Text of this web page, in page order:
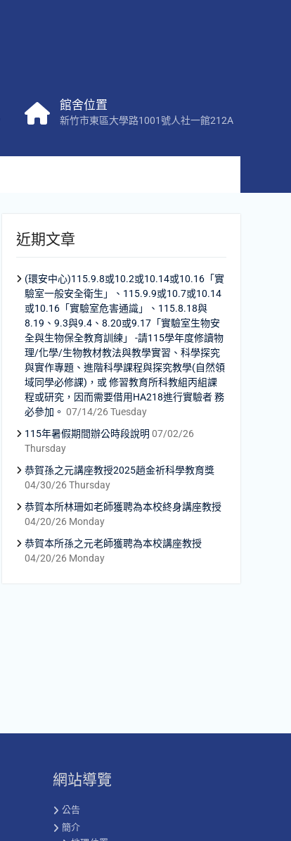
館舍位置
新竹市東區大學路1001號人社一館212A
近期文章
(環安中心)115.9.8或10.2或10.14或10.16「實
驗室一般安全衛生」、115.9.9或10.7或10.14
或10.16「實驗室危害通識」、115.8.18與
8.19、9.3與9.4、8.20或9.17「實驗室生物安
全與生物保全教育訓練」 -請115學年度修讀物
理/化學/生物教材教法與教學實習、科學探究
與實作專題、進階科學課程與探究教學(自然領
域同學必修課)，或 修習教育所科教組丙組課
程或研究，因而需要借用HA218進行實驗者 務
必參加。 07/14/26 Tuesday
115年暑假期間辦公時段說明 07/02/26
Thursday
恭賀孫之元講座教授2025趙金祈科學教育獎
04/30/26 Thursday
恭賀本所林珊如老師獲聘為本校終身講座教授
04/20/26 Monday
恭賀本所孫之元老師獲聘為本校講座教授
04/20/26 Monday
網站導覽
公告
簡介